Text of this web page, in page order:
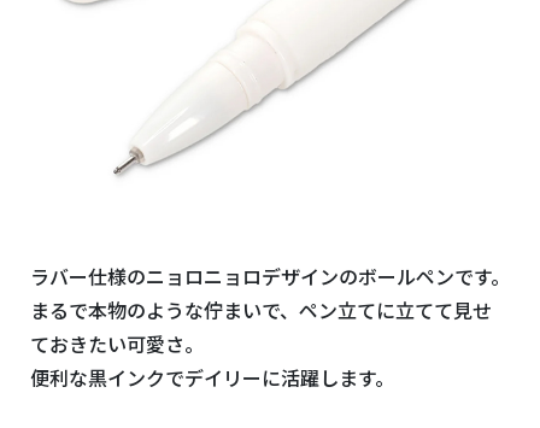
ラバー仕様のニョロニョロデザインのボールペンです。
まるで本物のような佇まいで、ペン立てに立てて見せ
ておきたい可愛さ。
便利な黒インクでデイリーに活躍します。